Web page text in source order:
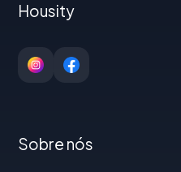
Housity
Sobre nós